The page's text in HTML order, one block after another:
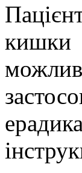
кишки